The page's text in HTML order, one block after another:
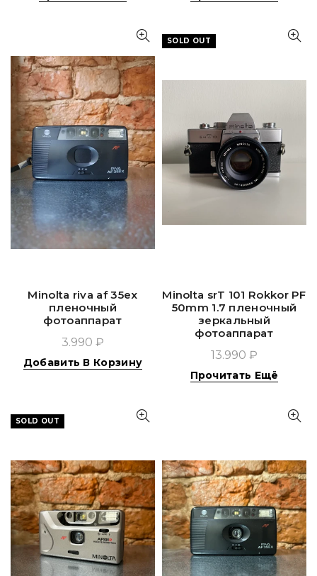
Minolta riva af 35ex
пленочный
фотоаппарат
3.990 ₽
Добавить В Корзину
SOLD OUT
Minolta srT 101 Rokkor PF
50mm 1.7 пленочный
зеркальный
фотоаппарат
13.990 ₽
Прочитать Ещё
SOLD OUT